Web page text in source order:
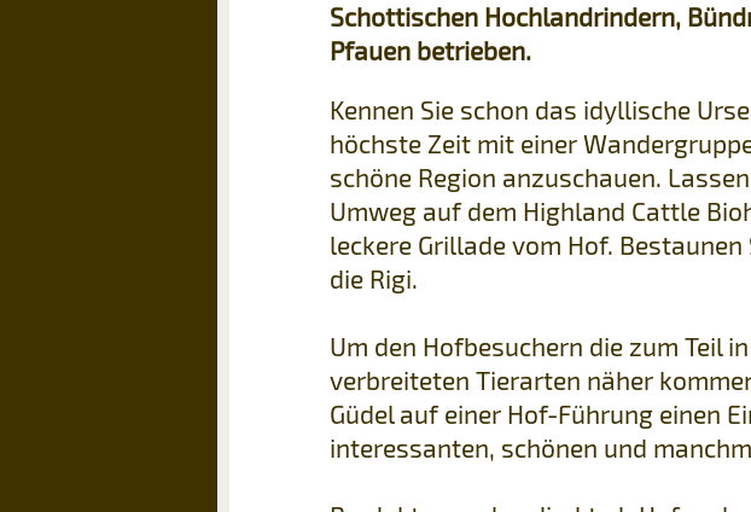
Schottischen Hochlandrindern,
Pfauen betrieben.
Kennen Sie schon das idyllische
höchste Zeit mit einer
schöne Region anzuschauen.
Umweg auf dem Highland Cattle
leckere Grillade vom Hof.
die Rigi.
Um den Hofbesuchern die zum Teil
verbreiteten Tierarten näher
Güdel auf einer Hof-Führung einen
interessanten, schönen und